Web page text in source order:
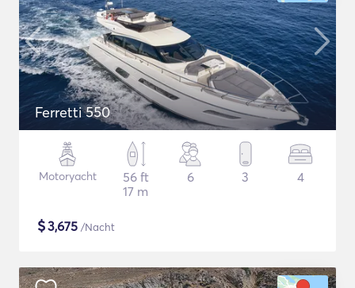
Ferretti 550
Motoryacht
56 ft
17 m
6 3 4
$3,675 /Nacht